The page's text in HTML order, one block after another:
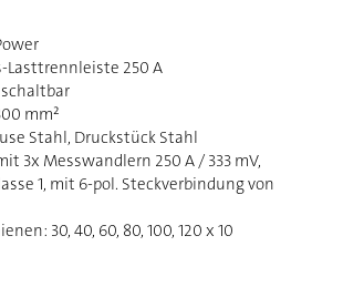
Lasttrennleiste 250 A
schaltbar
mm²
Stahl, Druckstück Stahl
3x Messwandlern 250 A / 333 mV,
1, mit 6-pol. Steckverbindung von
30, 40, 60, 80, 100, 120 x 10